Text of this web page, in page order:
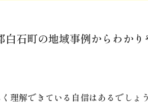
石町の地域事例からわか
理解できている自信はあるでし